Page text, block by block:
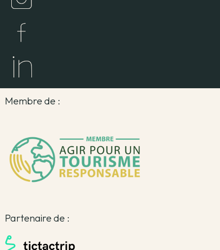
Membre de :
Partenaire de :